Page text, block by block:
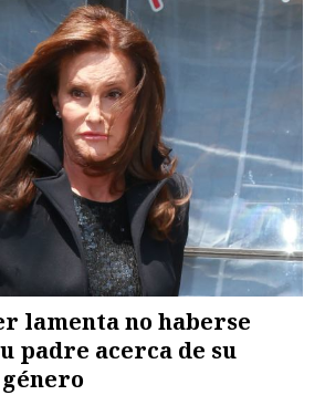
lamenta no haberse
padre acerca de su